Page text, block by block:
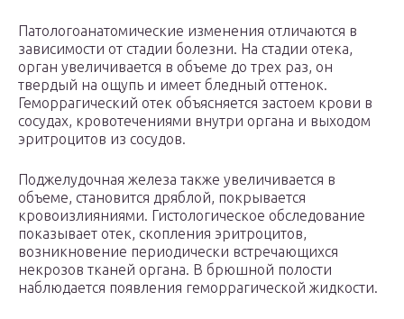
Патологоанатомические изменения отличаются в
зависимости от стадии болезни. На стадии отека,
орган увеличивается в объеме до трех раз, он
твердый на ощупь и имеет бледный оттенок.
Геморрагический отек объясняется застоем крови в
сосудах, кровотечениями внутри органа и выходом
эритроцитов из сосудов.
Поджелудочная железа также увеличивается в
объеме, становится дряблой, покрывается
кровоизлияниями. Гистологическое обследование
показывает отек, скопления эритроцитов,
возникновение периодически встречающихся
некрозов тканей органа. В брюшной полости
наблюдается появления геморрагической жидкости.